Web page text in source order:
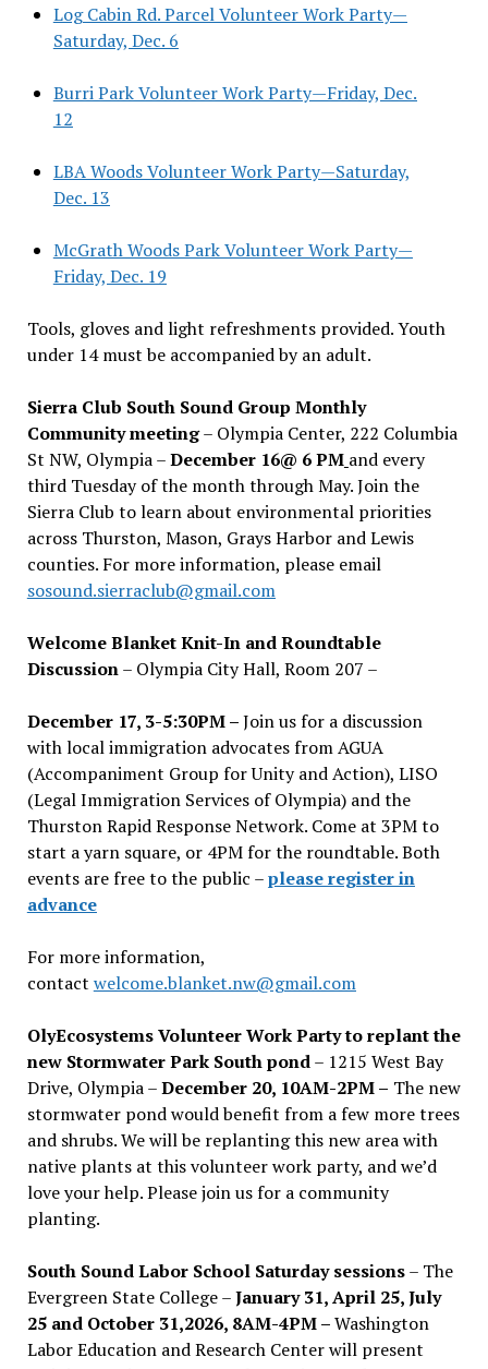
Log Cabin Rd. Parcel Volunteer Work Party—
Saturday, Dec. 6
Burri Park Volunteer Work Party—Friday, Dec.
12
LBA Woods Volunteer Work Party—Saturday,
Dec. 13
McGrath Woods Park Volunteer Work Party—
Friday, Dec. 19
Tools, gloves and light refreshments provided. Youth
under 14 must be accompanied by an adult.
Sierra Club South Sound Group Monthly
Community meeting– Olympia Center, 222 Columbia
St NW, Olympia –December 16@ 6 PM and every
third Tuesday of the month through May. Join the
Sierra Club to learn about environmental priorities
across Thurston, Mason, Grays Harbor and Lewis
counties. For more information, please email
sosound.sierraclub@gmail.com
Welcome Blanket Knit-In and Roundtable
Discussion– Olympia City Hall, Room 207 –
December 17, 3-5:30PM –Join us for a discussion
with local immigration advocates from AGUA
(Accompaniment Group for Unity and Action), LISO
(Legal Immigration Services of Olympia) and the
Thurston Rapid Response Network. Come at 3PM to
start a yarn square, or 4PM for the roundtable. Both
events are free to the public –please register in
advance
For more information,
contact welcome.blanket.nw@gmail.com
OlyEcosystems Volunteer Work Party to replant the
new Stormwater Park South pond– 1215 West Bay
Drive, Olympia –December 20, 10AM-2PM – The new
stormwater pond would benefit from a few more trees
and shrubs. We will be replanting this new area with
native plants at this volunteer work party, and we’d
love your help. Please join us for a community
planting.
South Sound Labor School Saturday sessions– The
Evergreen State College –January 31, April 25, July
25 and October 31,2026, 8AM-4PM –Washington
Labor Education and Research Center will present